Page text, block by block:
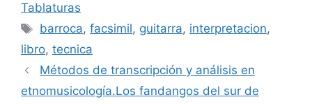
Tablaturas
Etiquetas
barroca,facsimil, guitarra, interpretacion,
libro, tecnica
Métodos de transcripción y análisis en
etnomusicología.Los fandangos del sur de